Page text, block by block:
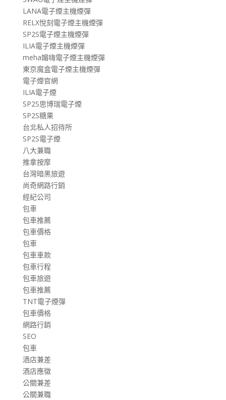
LANA電子煙主機煙彈
RELX悅刻電子煙主機煙彈
SP2S電子煙主機煙彈
ILIA電子煙主機煙彈
meha媚嗨電子煙主機煙彈
東京魔盒電子煙主機煙彈
電子煙官網
ILIA電子煙
SP2S思博瑞電子煙
SP2S糖果
台北私人招待所
SP2S電子煙
八大兼職
推拿按摩
台灣暗黑旅遊
尚奇網路行銷
經紀公司
包車
包車推薦
包車價格
包車
包車車款
包車行程
包車旅遊
包車推薦
TNT電子煙彈
包車價格
網路行銷
SEO
包車
酒店兼差
酒店應徵
公關兼差
公關兼職